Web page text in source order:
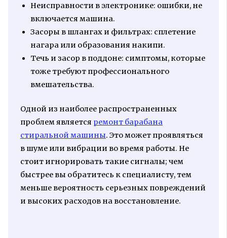
Неисправности в электронике: ошибки, не
включается машина.
Засоры в шлангах и фильтрах: сплетение
нагара или образования накипи.
Течь и засор в поддоне: симптомы, которые
тоже требуют профессионального
вмешательства.
Одной из наиболее распространенных
проблем является ремонт барабана
стиральной машины. Это может проявляться
в шуме или вибрации во время работы. Не
стоит игнорировать такие сигналы; чем
быстрее вы обратитесь к специалисту, тем
меньше вероятность серьезных повреждений
и высоких расходов на восстановление.